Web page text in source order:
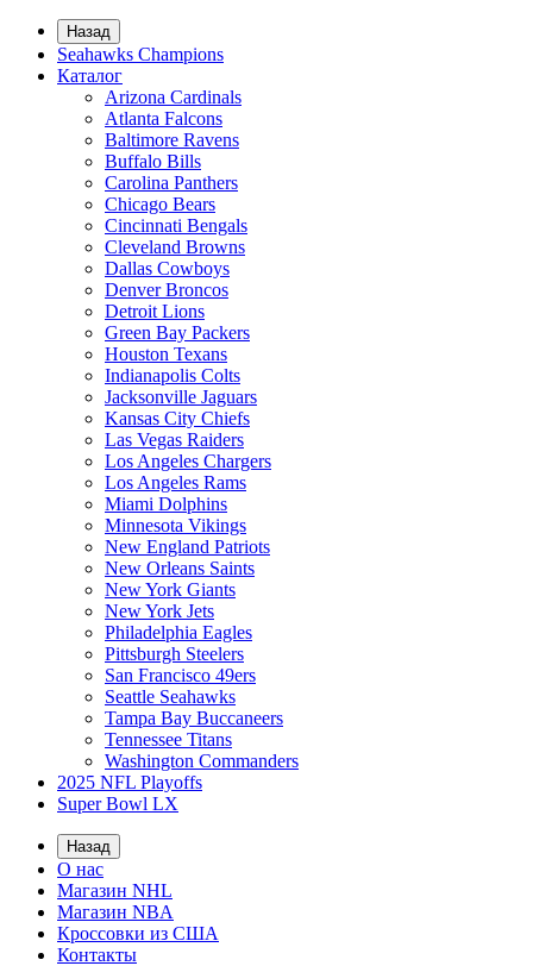
Назад
Seahawks Champions
Каталог
Arizona Cardinals
Atlanta Falcons
Baltimore Ravens
Buffalo Bills
Carolina Panthers
Chicago Bears
Cincinnati Bengals
Cleveland Browns
Dallas Cowboys
Denver Broncos
Detroit Lions
Green Bay Packers
Houston Texans
Indianapolis Colts
Jacksonville Jaguars
Kansas City Chiefs
Las Vegas Raiders
Los Angeles Chargers
Los Angeles Rams
Miami Dolphins
Minnesota Vikings
New England Patriots
New Orleans Saints
New York Giants
New York Jets
Philadelphia Eagles
Pittsburgh Steelers
San Francisco 49ers
Seattle Seahawks
Tampa Bay Buccaneers
Tennessee Titans
Washington Commanders
2025 NFL Playoffs
Super Bowl LX
Назад
О нас
Магазин NHL
Магазин NBA
Кроссовки из США
Контакты